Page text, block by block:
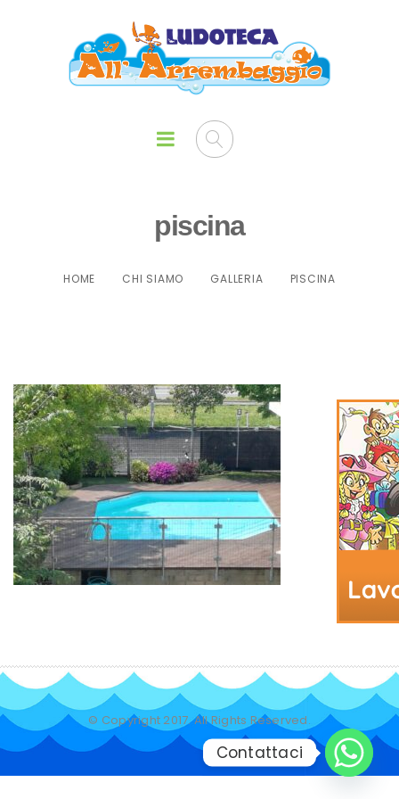
piscina
HOME CHI SIAMO GALLERIA PISCINA
© Copyright 2017. All Rights Reserved.
Contattaci